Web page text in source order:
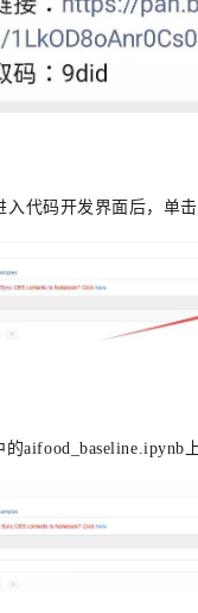
入代码开发界面后，单
aifood_baseline.ipynb